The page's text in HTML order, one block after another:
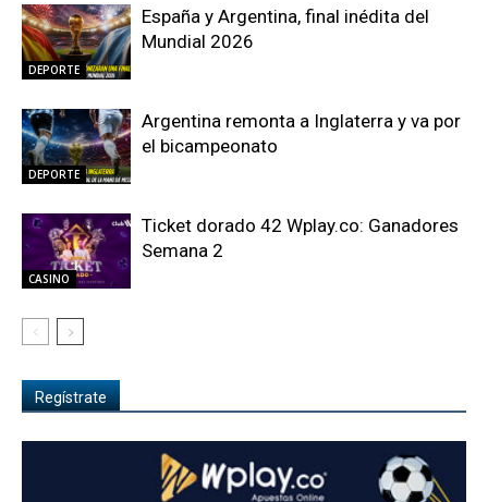
DEPORTE
España y Argentina, final inédita del
Mundial 2026
DEPORTE
Argentina remonta a Inglaterra y va por
el bicampeonato
CASINO
Ticket dorado 42 Wplay.co: Ganadores
Semana 2
Regístrate